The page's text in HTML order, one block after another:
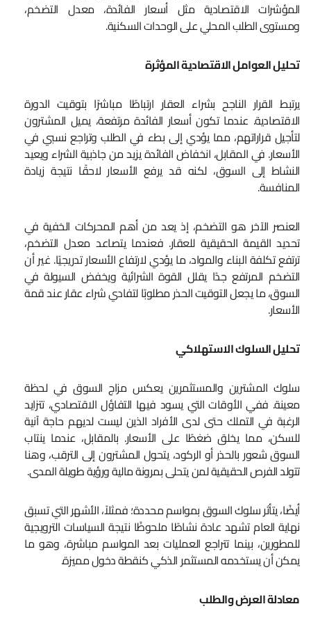
المؤشرات الاقتصادية مثل أسعار الفائدة، معدل التضخم،
ومستوى الطلب المحلي على الوحدات السكنية.
تحليل العوامل الاقتصادية المؤثرة
يرتبط القرار الناجح بشراء العقار ارتباطًا مباشرًا بتوقيت الدورة
الاقتصادية. عندما تكون أسعار الفائدة مرتفعة، يميل المشترون
لتأجيل قراراتهم، مما يؤدي إلى بطء في الطلب وتراجع نسبي في
الأسعار. في المقابل، انخفاض الفائدة يزيد من جاذبية الشراء ويعيد
النشاط إلى السوق، لكنه قد يرفع الأسعار لاحقًا نتيجة زيادة
المنافسة.
العنصر الآخر هو التضخم، إذ يعد من أهم المحركات الخفية في
تحديد القيمة الحقيقية للعقار. فعندما يتصاعد معدل التضخم،
ترتفع تكلفة البناء والمواد، ما يؤدي لارتفاع الأسعار تدريجيًا. غير أن
التضخم المرتفع جدًا يقلل القوة الشرائية ويخفض السيولة في
السوق، ما يجعل التوقيت الحذر مطلوبًا لتفادي شراء عقار عند قمة
الأسعار.
تحليل السلوك الاستهلاكي
سلوك المشترين والمستثمرين يعكس مزاج السوق في لحظة
معينة. ففي الأوقات التي يسود فيها التفاؤل الاقتصادي، تتزايد
الرغبة في التملك حتى لدى الأفراد الذين ليست لديهم حاجة آنية
للسكن، مما يخلق ضغطًا على الأسعار. بالمقابل، عندما ينتاب
السوق شعور بالحذر أو الركود، يتحول المشترون إلى الترقب، وهنا
تتولد الفرص الحقيقية لمن يتحلى بمرونة مالية ورؤية طويلة المدى.
أيضًا، يتأثر سلوك السوق بمواسم محددة؛ فمثلاً، الأشهر التي تسبق
نهاية العام تشهد عادة نشاطًا ملحوظًا نتيجة السياسات الترويجية
للمطورين، بينما تتراجع العمليات بعد المواسم مباشرة، وهو ما
يمكن أن يستخدمه المستثمر الذكي كنقطة دخول مميزة.
معادلة العرض والطلب